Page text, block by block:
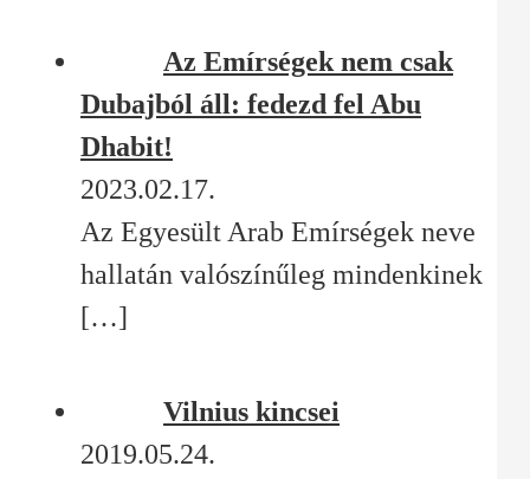
Az Emírségek nem csak
Dubajból áll: fedezd fel Abu
Dhabit!
2023.02.17.
Az Egyesült Arab Emírségek neve
hallatán valószínűleg mindenkinek
[…]
Vilnius kincsei
2019.05.24.